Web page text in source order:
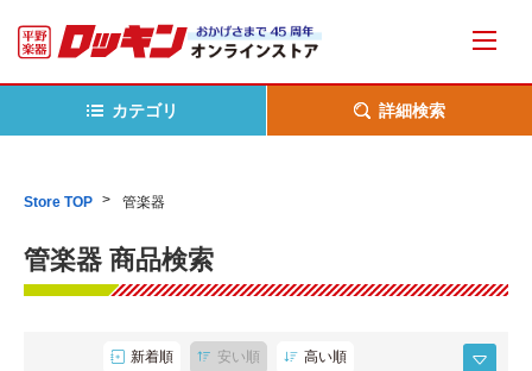
カテゴリ 詳細検索
Store TOP 管楽器
管楽器 商品検索
新着順 安い順 高い順